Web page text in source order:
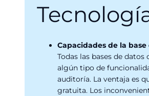
Capacidades de la base
Todas las bases de datos
algún tipo de
auditoría. La ventaja es
gratuita. Los